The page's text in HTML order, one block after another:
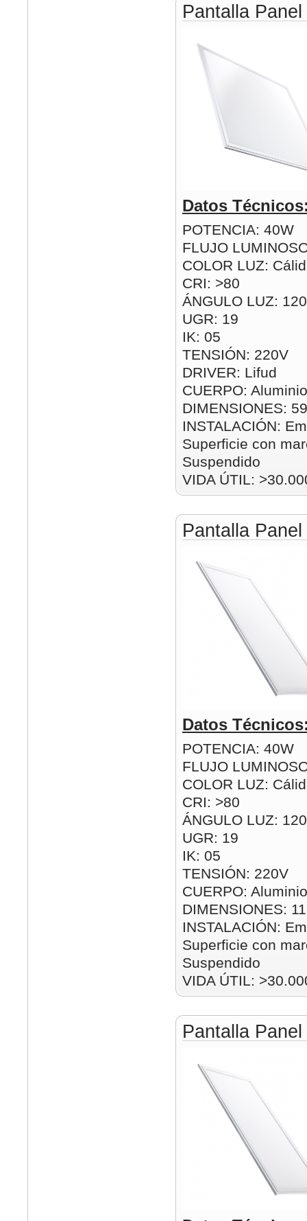
Pantalla
Datos
POTENCIA: 40W
FLUJO
COLOR LUZ:
CRI: >80
ÁNGULO LUZ:
UGR: 19
IK: 05
TENSIÓN: 220V
DRIVER: Lifud
CUERPO:
DIMENSIONES:
INSTALACIÓN:
Superficie con
Suspendido
VIDA ÚTIL:
Pantalla
Datos
POTENCIA: 40W
FLUJO
COLOR LUZ:
CRI: >80
ÁNGULO LUZ:
UGR: 19
IK: 05
TENSIÓN: 220V
CUERPO:
DIMENSIONES:
INSTALACIÓN:
Superficie con
Suspendido
VIDA ÚTIL:
Pantalla